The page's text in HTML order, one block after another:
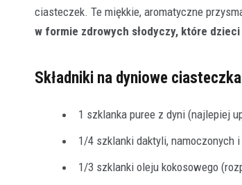
ciasteczek. Te miękkie, aromatyczne
w formie zdrowych słodyczy, które
Składniki na dyniowe
1 szklanka puree z dyni (najlepiej
1/4 szklanki daktyli, namoczonych
1/3 szklanki oleju kokosowego